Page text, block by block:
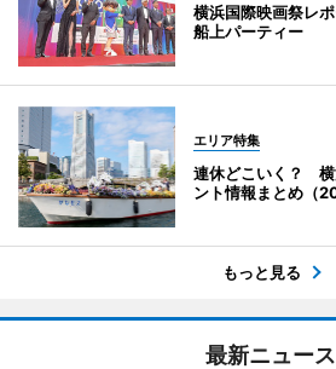
横浜国際映画祭レ
船上パーティー
エリア特集
連休どこいく？ 横
ント情報まとめ（
もっと見る
最新ニュース